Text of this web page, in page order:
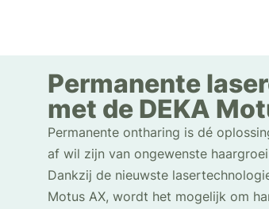
Permanente
met de DEKA
Permanente ontharing is dé
af wil zijn van ongewenste
Dankzij de nieuwste
Motus AX, wordt het mogelijk om